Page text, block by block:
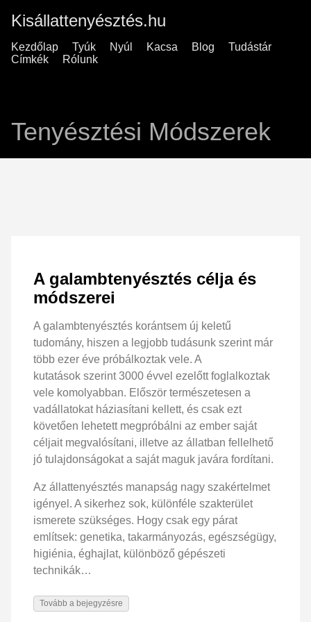
Kisállattenyésztés.hu
Kezdőlap Tyúk Nyúl Kacsa Blog
Tudástár
Címkék
Rólunk
Tenyésztési Módszerek
A galambtenyésztés célja és
módszerei
A galambtenyésztés korántsem új keletű
tudomány, hiszen a legjobb tudásunk szerint már
több ezer éve próbálkoztak vele. A
kutatások szerint 3000 évvel ezelőtt foglalkoztak
vele komolyabban. Először természetesen a
vadállatokat háziasítani kellett, és csak ezt
követően lehetett megpróbálni az ember saját
céljait megvalósítani, illetve az állatban fellelhető
jó tulajdonságokat a saját maguk javára fordítani.
Az állattenyésztés manapság nagy szakértelmet
igényel. A sikerhez sok, különféle szakterület
ismerete szükséges. Hogy csak egy párat
említsek: genetika, takarmányozás, egészségügy,
higiénia, éghajlat, különböző gépészeti
technikák…
Tovább a bejegyzésre